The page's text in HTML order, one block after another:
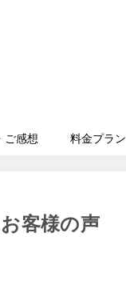
ご感想 料金プラン
客様の声